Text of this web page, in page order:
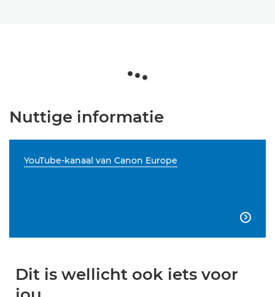
Nuttige informatie
YouTube-kanaal van Canon Europe

Dit is wellicht ook iets voor